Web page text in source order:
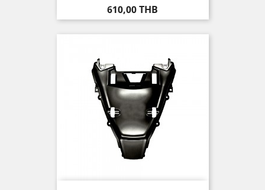
Prix
610,00 THB